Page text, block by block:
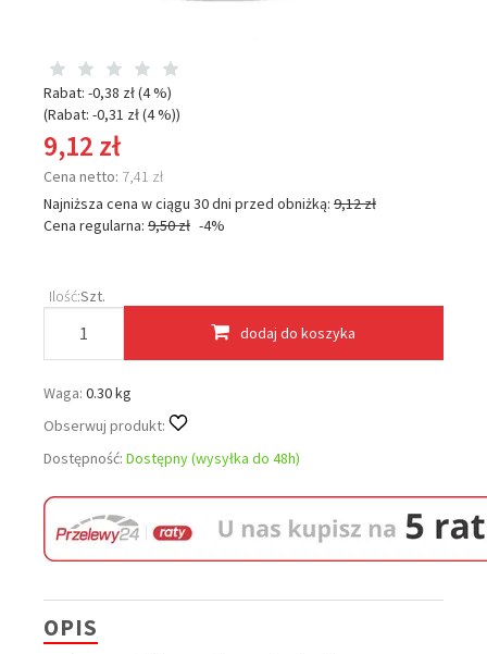
Rabat: -0,38 zł(4 %)
(Rabat: -0,31 zł(4 %))
9,12 zł
Cena netto: 7,41 zł
Najniższa cena w ciągu 30 dni przed obniżką: 9,12 zł
Cena regularna: 9,50 zł -4%
Ilość:Szt.
dodaj do koszyka
Waga: 0.30 kg
Obserwuj produkt:
Dostępność: Dostępny (wysyłka do 48h)
OPIS